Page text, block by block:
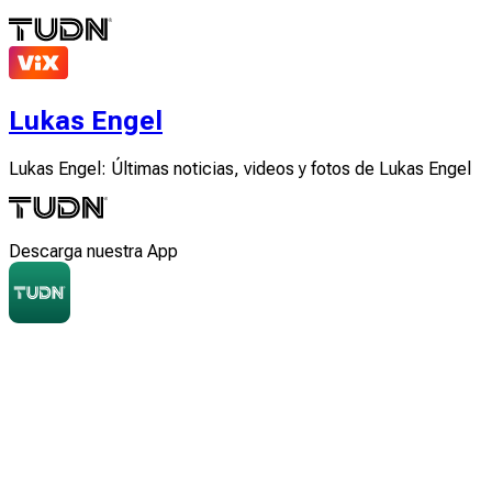
Lukas Engel
Lukas Engel: Últimas noticias, videos y fotos de Lukas Engel
Descarga nuestra App